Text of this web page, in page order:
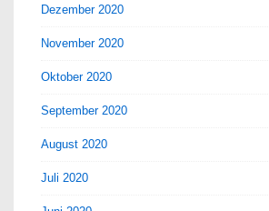
Dezember 2020
November 2020
Oktober 2020
September 2020
August 2020
Juli 2020